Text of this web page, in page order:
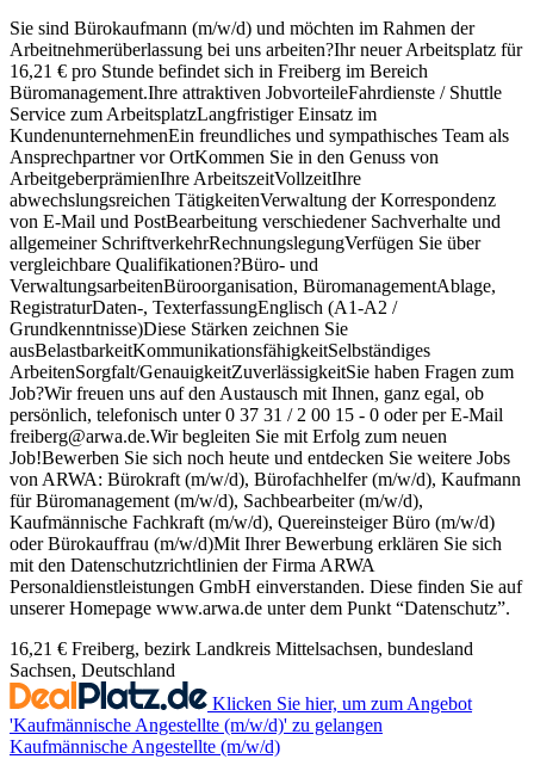
Sie sind Bürokaufmann (m/w/d) und möchten im Rahmen der
Arbeitnehmerüberlassung bei uns arbeiten?Ihr neuer Arbeitsplatz für
16,21 € pro Stunde befindet sich in Freiberg im Bereich
Büromanagement.Ihre attraktiven JobvorteileFahrdienste / Shuttle
Service zum ArbeitsplatzLangfristiger Einsatz im
KundenunternehmenEin freundliches und sympathisches Team als
Ansprechpartner vor OrtKommen Sie in den Genuss von
ArbeitgeberprämienIhre ArbeitszeitVollzeitIhre
abwechslungsreichen TätigkeitenVerwaltung der Korrespondenz
von E-Mail und PostBearbeitung verschiedener Sachverhalte und
allgemeiner SchriftverkehrRechnungslegungVerfügen Sie über
vergleichbare Qualifikationen?Büro- und
VerwaltungsarbeitenBüroorganisation, BüromanagementAblage,
RegistraturDaten-, TexterfassungEnglisch (A1-A2 /
Grundkenntnisse)Diese Stärken zeichnen Sie
ausBelastbarkeitKommunikationsfähigkeitSelbständiges
ArbeitenSorgfalt/GenauigkeitZuverlässigkeitSie haben Fragen zum
Job?Wir freuen uns auf den Austausch mit Ihnen, ganz egal, ob
persönlich, telefonisch unter 0 37 31 / 2 00 15 - 0 oder per E-Mail
freiberg@arwa.de.Wir begleiten Sie mit Erfolg zum neuen
Job!Bewerben Sie sich noch heute und entdecken Sie weitere Jobs
von ARWA: Bürokraft (m/w/d), Bürofachhelfer (m/w/d), Kaufmann
für Büromanagement (m/w/d), Sachbearbeiter (m/w/d),
Kaufmännische Fachkraft (m/w/d), Quereinsteiger Büro (m/w/d)
oder Bürokauffrau (m/w/d)Mit Ihrer Bewerbung erklären Sie sich
mit den Datenschutzrichtlinien der Firma ARWA
Personaldienstleistungen GmbH einverstanden. Diese finden Sie auf
unserer Homepage www.arwa.de unter dem Punkt “Datenschutz”.
16,21 € Freiberg, bezirk Landkreis Mittelsachsen, bundesland
Sachsen, Deutschland
Klicken Sie hier, um zum Angebot
'Kaufmännische Angestellte (m/w/d)' zu gelangen
Kaufmännische Angestellte (m/w/d)